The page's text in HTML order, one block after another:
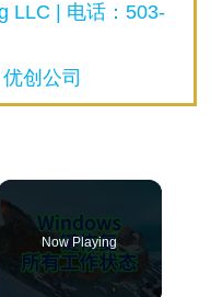
LLC | 电话：503-
创公司
Now Playing